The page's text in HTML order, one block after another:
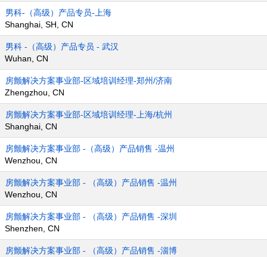
男科-（高级）产品专员-上海
Shanghai, SH, CN
男科 -（高级）产品专员 - 武汉
Wuhan, CN
房颤解决方案事业部-区域培训经理-郑州/济南
Zhengzhou, CN
房颤解决方案事业部-区域培训经理-上海/杭州
Shanghai, CN
房颤解决方案事业部 -（高级）产品销售 -温州
Wenzhou, CN
房颤解决方案事业部 - （高级）产品销售 -温州
Wenzhou, CN
房颤解决方案事业部 - （高级）产品销售 -深圳
Shenzhen, CN
房颤解决方案事业部 - （高级）产品销售 -淄博